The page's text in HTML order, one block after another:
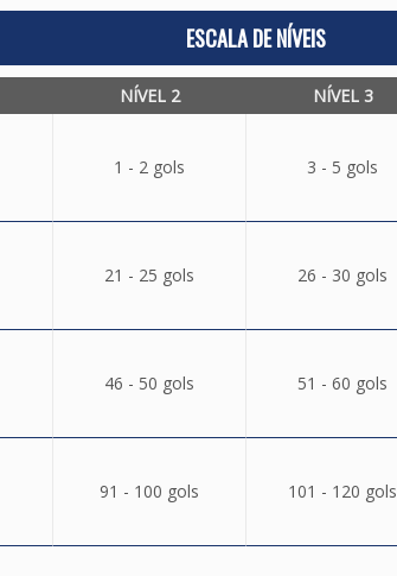
ESCALA DE NÍVEIS
NÍVEL 2 NÍVEL 3
1 - 2 gols 3 - 5 gols
21 - 25 gols 26 - 30 gols
46 - 50 gols 51 - 60 gols
91 - 100 gols 101 - 120 gols